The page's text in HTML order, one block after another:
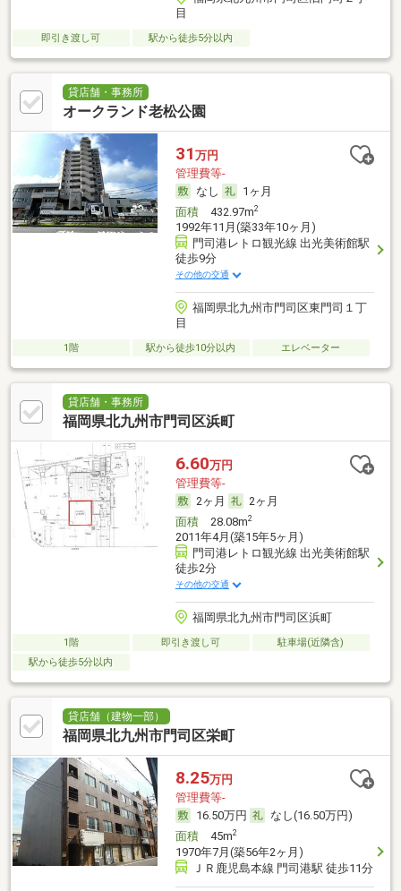
目
即引き渡し可 駅から徒歩5分以内
貸店舗・事務所
オークランド老松公園
31 万円
管理費等-
なし
1ヶ月
面積432.97m2
1992年11月(築33年10ヶ月)
門司港レトロ観光線 出光美術館駅
徒歩9分
その他の交通
福岡県北九州市門司区東門司１丁
目
1階 駅から徒歩10分以内 エレベーター
貸店舗・事務所
福岡県北九州市門司区浜町
6.60万円
管理費等-
2ヶ月
2ヶ月
面積28.08m2
2011年4月(築15年5ヶ月)
門司港レトロ観光線 出光美術館駅
徒歩2分
その他の交通
福岡県北九州市門司区浜町
1階 即引き渡し可
駐車場(近隣含)
駅から徒歩5分以内
貸店舗（建物一部）
福岡県北九州市門司区栄町
8.25万円
管理費等-
16.50万円
なし(16.50万円)
面積45m2
1970年7月(築56年2ヶ月)
ＪＲ鹿児島本線 門司港駅 徒歩11分